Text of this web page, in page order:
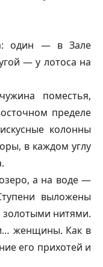
один — в Зале
— у лотоса на
поместья,
пределе
колонны
в каждом углу
а на воде —
выложены
нитями.
женщины. Как в
его прихотей и